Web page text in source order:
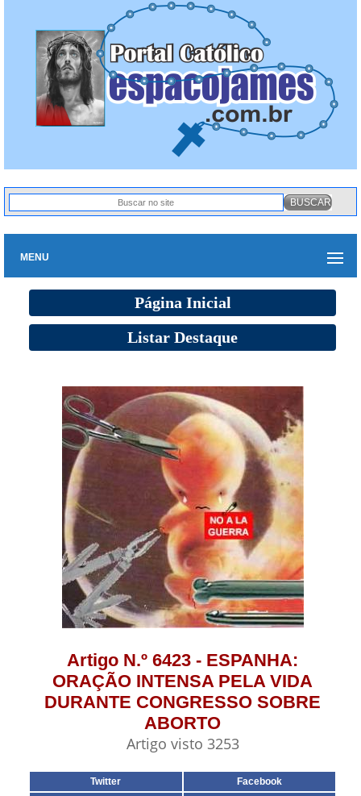
MENU
Página Inicial
Listar Destaque
Artigo N.º 6423 - ESPANHA:
ORAÇÃO INTENSA PELA VIDA
DURANTE CONGRESSO SOBRE
ABORTO
Artigo visto 3253
Twitter
Facebook